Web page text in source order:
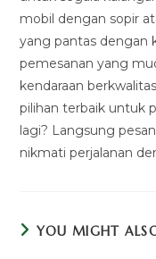
mobil dengan sopir
yang pantas dengan
pemesanan yang
kendaraan
pilihan terbaik untuk
lagi? Langsung
nikmati perjalanan
YOU MIGHT